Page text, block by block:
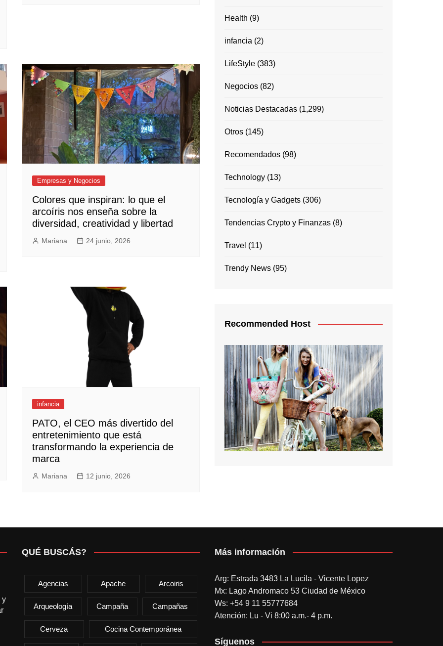
Empresas y Negocios
Colores que inspiran: lo que el
arcoíris nos enseña sobre la
diversidad, creatividad y libertad
Mariana 24 junio, 2026
infancia
PATO, el CEO más divertido del
entretenimiento que está
transformando la experiencia de
marca
Mariana 12 junio, 2026
Health (9)
infancia (2)
LifeStyle (383)
Negocios (82)
Noticias Destacadas (1,299)
Otros (145)
Recomendados (98)
Technology (13)
Tecnología y Gadgets (306)
Tendencias Crypto y Finanzas (8)
Travel (11)
Trendy News (95)
Recommended Host
y
QUÉ BUSCÁS?
Agencias Apache Arcoiris
Arqueología Campaña Campañas
Cerveza Cocina Contemporánea
Más información
Arg: Estrada 3483 La Lucila - Vicente Lopez
Mx: Lago Andromaco 53 Ciudad de México
Ws: +54 9 11 55777684
Atención: Lu - Vi 8:00 a.m.- 4 p.m.
Síguenos